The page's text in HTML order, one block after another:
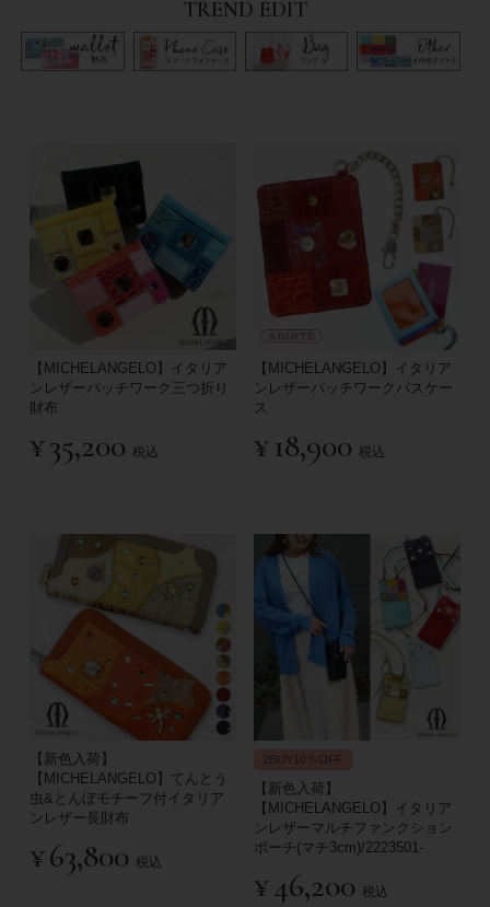
TREND EDIT
【MICHELANGELO】イタリア
ンレザーパッチワーク三つ折り
財布
¥35,200 税込
【MICHELANGELO】イタリア
ンレザーパッチワークパスケー
ス
¥ 18,900 税込
【新色入荷】
【MICHELANGELO】てんとう
虫&とんぼモチーフ付イタリア
ンレザー長財布
¥63,800 税込
2BUY10％OFF
【新色入荷】
【MICHELANGELO】イタリア
ンレザーマルチファンクション
ポーチ(マチ3cm)/2223501-
¥46,200 税込